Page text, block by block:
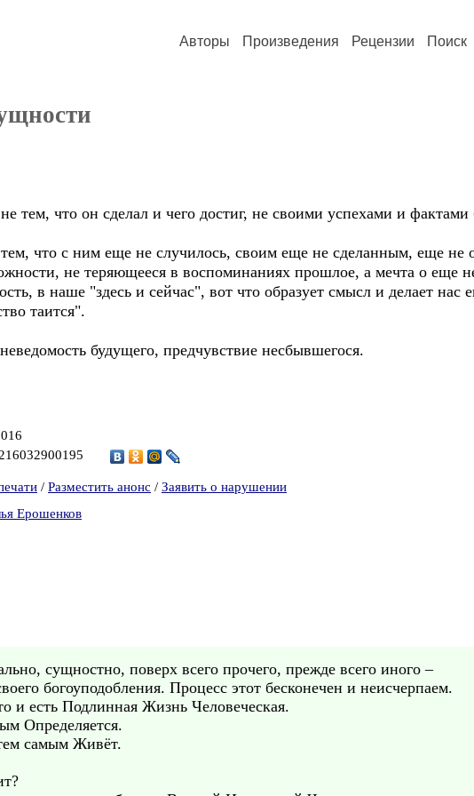
Авторы Произведения Рецензии Поиск
тем, что он сделал и чего достиг, не своими успехами и
тем, что с ним еще не случилось, своим еще не сделанным, еще
не теряющееся в воспоминаниях прошлое, а мечта о еще
в наше "здесь и сейчас", вот что образует смысл и делает нас
таится".
будущего, предчувствие несбывшегося.
/ Разместить анонс / Заявить о нарушении
Ерошенков
сущностно, поверх всего прочего, прежде всего иного –
богоуподобления. Процесс этот бесконечен и неисчерпаем.
и есть Подлинная Жизнь Человеческая.
Определяется.
самым Живёт.